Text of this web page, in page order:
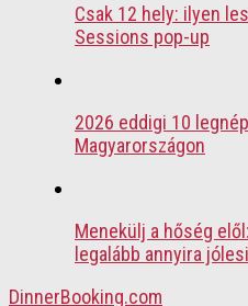
Csak 12 hely: ilyen
Sessions pop-up
2026 eddigi 10
Magyarországon
Menekülj a hőség
legalább annyira
DinnerBooking.com